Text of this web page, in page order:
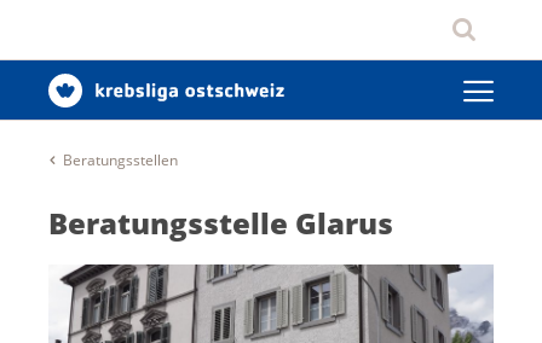
Beratungsstellen
Beratungsstelle Glarus